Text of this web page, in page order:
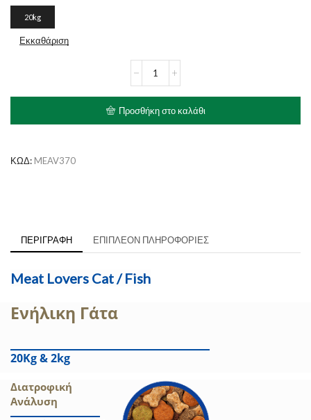
20kg
Εκκαθάριση
με
Ψάρι
Προσθήκη στο καλάθι
ΚΩΔ: MEAV370
ΠΕΡΙΓΡΑΦΉ ΕΠΙΠΛΈΟΝ ΠΛΗΡΟΦΟΡΊΕΣ
Meat Lovers Cat / Fish
Ενήλικη Γάτα
20Kg & 2kg
Διατροφική
Ανάλυση